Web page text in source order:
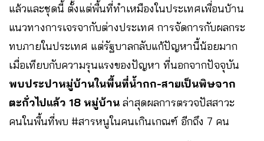
แล้วและชุดนี้ ตั้งแต่พื้นที่ทำเหมืองในประเทศเพื่อนบ้าน
แนวทางการเจรจากับต่างประเทศ การจัดการกับผลกระ
ทบภายในประเทศ แต่รัฐบาลกลับแก้ปัญหานี้น้อยมาก
เมื่อเทียบกับความรุนแรงของปัญหา ที่นอกจากปัจจุบัน
พบประปาหมู่บ้านในพื้นที่น้ำกก-สายเป็นพิษจาก
ตะกั่วไปแล้ว 18 หมู่บ้าน ล่าสุดผลการตรวจปัสสาวะ
คนในพื้นที่พบ #สารหนูในคนเกินเกณฑ์ อีกถึง 7 คน